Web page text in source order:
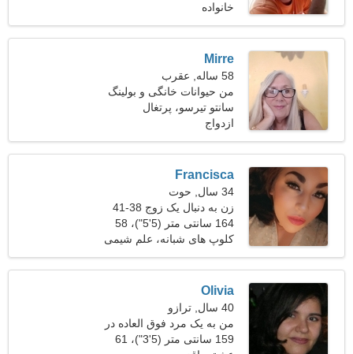
زن خجالتی نیاز دارم
خانواده
Mirre
58 ساله, عقرب
من حیوانات خانگی و بولینگ
را ترجیح می دهم
سانتو تیرسو، پرتغال
ازدواج
Francisca
34 سال, حوت
زن به دنبال یک زوج 38-41
164 سانتی متر (5'5")، 58
کیلوگرم (127 پوند)
کلوپ های شبانه، علم شیمی
Olivia
40 سال, ترازو
من به یک مرد فوق العاده در
کنارم نیاز دارم
159 سانتی متر (5'3")، 61